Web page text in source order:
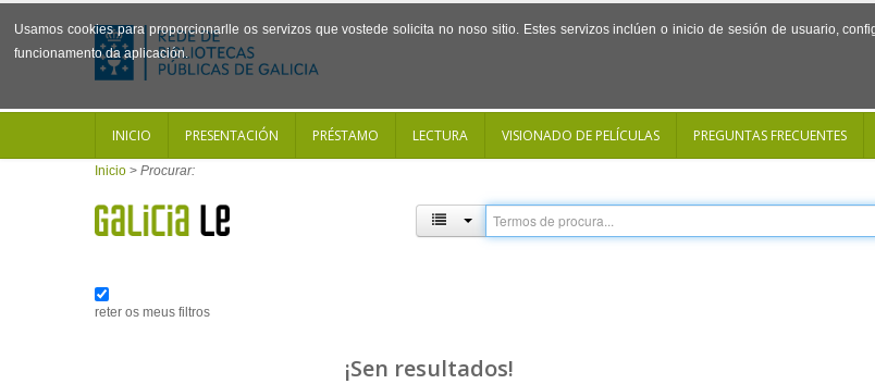
Usamos cookies para proporcionarlle os servizos que vostede solicita no noso sitio. Estes servizos inclúen o inicio de sesión de usuario,
funcionamento da aplicación.
INICIO PRESENTACIÓN PRÉSTAMO LECTURA VISIONADO DE PELÍCULAS PREGUNTAS FRECUENTES
Inicio > Procurar:
reter os meus filtros
¡Sen resultados!